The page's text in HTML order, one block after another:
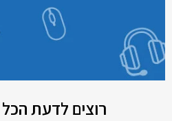
רוצים לדעת הכל